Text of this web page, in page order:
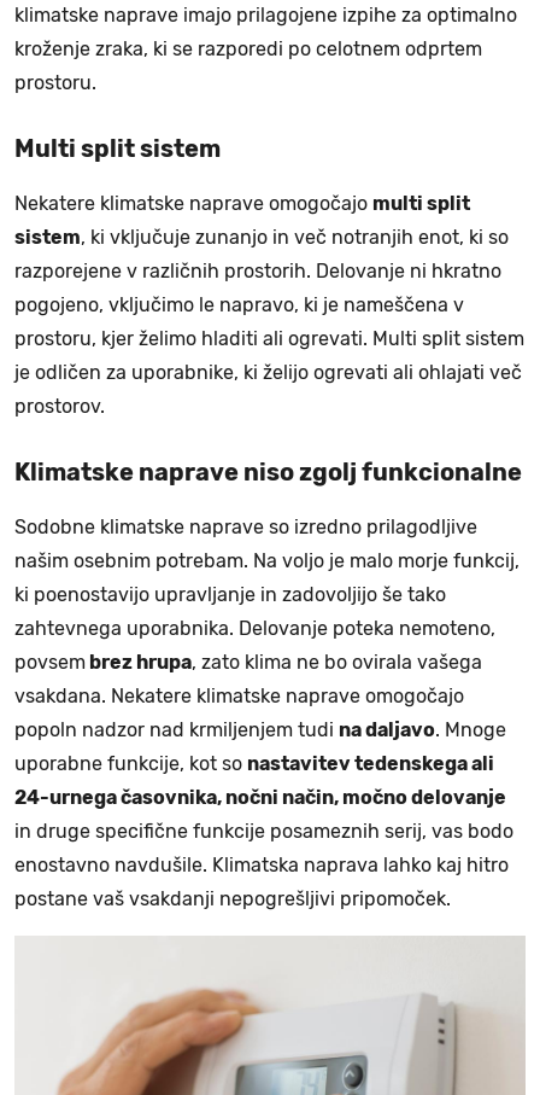
klimatske naprave imajo prilagojene izpihe za optimalno
kroženje zraka, ki se razporedi po celotnem odprtem
prostoru.
Multi split sistem
Nekatere klimatske naprave omogočajo multi split
sistem, ki vključuje zunanjo in več notranjih enot, ki so
razporejene v različnih prostorih. Delovanje ni hkratno
pogojeno, vključimo le napravo, ki je nameščena v
prostoru, kjer želimo hladiti ali ogrevati. Multi split sistem
je odličen za uporabnike, ki želijo ogrevati ali ohlajati več
prostorov.
Klimatske naprave niso zgolj funkcionalne
Sodobne klimatske naprave so izredno prilagodljive
našim osebnim potrebam. Na voljo je malo morje funkcij,
ki poenostavijo upravljanje in zadovoljijo še tako
zahtevnega uporabnika. Delovanje poteka nemoteno,
povsem brez hrupa, zato klima ne bo ovirala vašega
vsakdana. Nekatere klimatske naprave omogočajo
popoln nadzor nad krmiljenjem tudi na daljavo. Mnoge
uporabne funkcije, kot so nastavitev tedenskega ali
24-urnega časovnika, nočni način, močno delovanje
in druge specifične funkcije posameznih serij, vas bodo
enostavno navdušile. Klimatska naprava lahko kaj hitro
postane vaš vsakdanji nepogrešljivi pripomoček.